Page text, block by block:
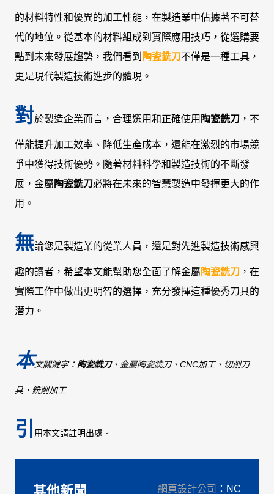
的材料特性和優異的加工性能，在製造業中佔據著不可替
代的地位。從基本的材料組成到實際應用技巧，從選購要
點到未來發展趨勢，我們看到 陶瓷銑刀不僅是一種工具，
更是現代製造技術進步的體現。
對於製造企業而言，合理選用和正確使用 陶瓷銑刀 ，不
僅能提升加工效率、降低生產成本，還能在激烈的市場競
爭中獲得技術優勢。隨著材料科學和製造技術的不斷發
展，金屬陶瓷銑刀必將在未來的智慧製造中發揮更大的作
用。
無論您是製造業的從業人員，還是對先進製造技術感興
趣的讀者，希望本文能幫助您全面了解金屬陶瓷銑刀 ，在
實際工作中做出更明智的選擇，充分發揮這種優秀刀具的
潛力。
本文關鍵字： 陶瓷銑刀、金屬陶瓷銑刀、CNC加工、切削刀
具、銑削加工
引 用本文請註明出處。
其他新聞 網頁設計公司 ：NC